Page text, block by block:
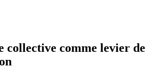
collective comme levier de